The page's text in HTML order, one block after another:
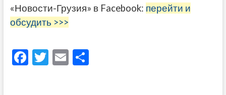
«Новости-Грузия» в Facebook: перейти и
обсудить >>>
F T E О